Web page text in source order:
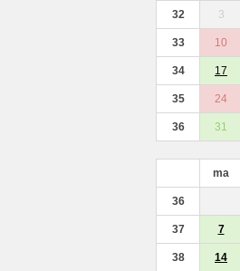
32 3
33 10
34 17
35 24
36 31
ma
36
37 7
38 14